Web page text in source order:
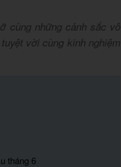
cùng những cảnh sắc vô
vời cùng kinh nghiệm
tháng 6